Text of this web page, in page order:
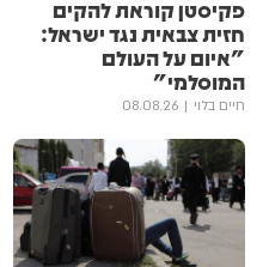
פקיסטן קוראת להקים
חזית צבאית נגד ישראל:
"איום על העולם
המוסלמי"
חיים בלוי 08.08.26